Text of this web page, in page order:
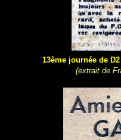
13ème journée de
(extrait de